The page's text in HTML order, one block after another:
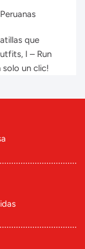
que
I – Run
solo un clic!